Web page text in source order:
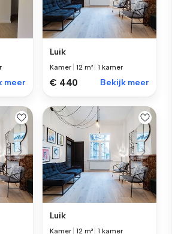
meer
Luik
Kamer |12 m² |1 kamer
€ 440 Bekijk meer
Luik
Kamer |12 m² |1 kamer